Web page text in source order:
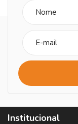
Institucional